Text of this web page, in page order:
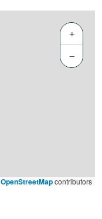
+
−
OpenStreetMapcontributors